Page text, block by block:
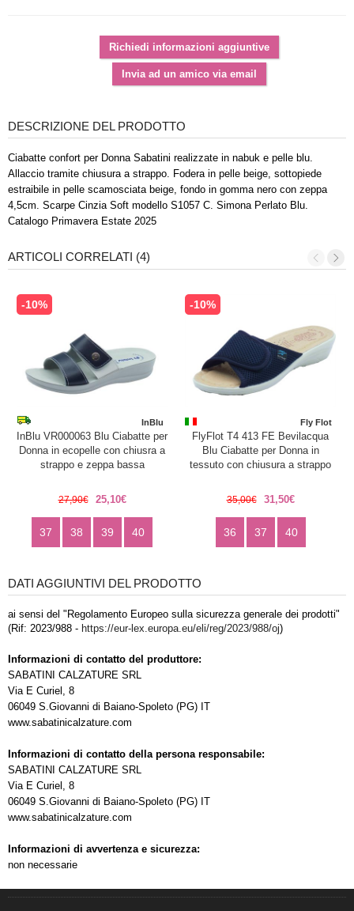
DESCRIZIONE DEL PRODOTTO
Ciabatte confort per Donna Sabatini realizzate in nabuk e pelle blu.
Allaccio tramite chiusura a strappo. Fodera in pelle beige, sottopiede
estraibile in pelle scamosciata beige, fondo in gomma nero con zeppa
4,5cm. Scarpe Cinzia Soft modello S1057 C. Simona Perlato Blu.
Catalogo Primavera Estate 2025
ARTICOLI CORRELATI (4)
-10%
InBlu
InBlu VR000063 Blu Ciabatte per
Donna in ecopelle con chiusra a
strappo e zeppa bassa
27,90€ 25,10€
37 38 39 40
-10%
Fly Flot
FlyFlot T4 413 FE Bevilacqua
Blu Ciabatte per Donna in
tessuto con chiusura a strappo
35,00€ 31,50€
36 37 40
DATI AGGIUNTIVI DEL PRODOTTO
ai sensi del "Regolamento Europeo sulla sicurezza generale dei prodotti"
(Rif: 2023/988 - https://eur-lex.europa.eu/eli/reg/2023/988/oj)
Informazioni di contatto del produttore:
SABATINI CALZATURE SRL
Via E Curiel, 8
06049 S.Giovanni di Baiano-Spoleto (PG) IT
www.sabatinicalzature.com
Informazioni di contatto della persona responsabile:
SABATINI CALZATURE SRL
Via E Curiel, 8
06049 S.Giovanni di Baiano-Spoleto (PG) IT
www.sabatinicalzature.com
Informazioni di avvertenza e sicurezza:
non necessarie